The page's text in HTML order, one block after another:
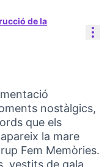
de la
nostàlgics,
que els
la mare
Fem Memòries.
vestits de gala,